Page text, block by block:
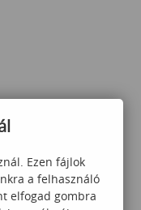
Ezen fájlok
a felhasználó
elfogad gombra